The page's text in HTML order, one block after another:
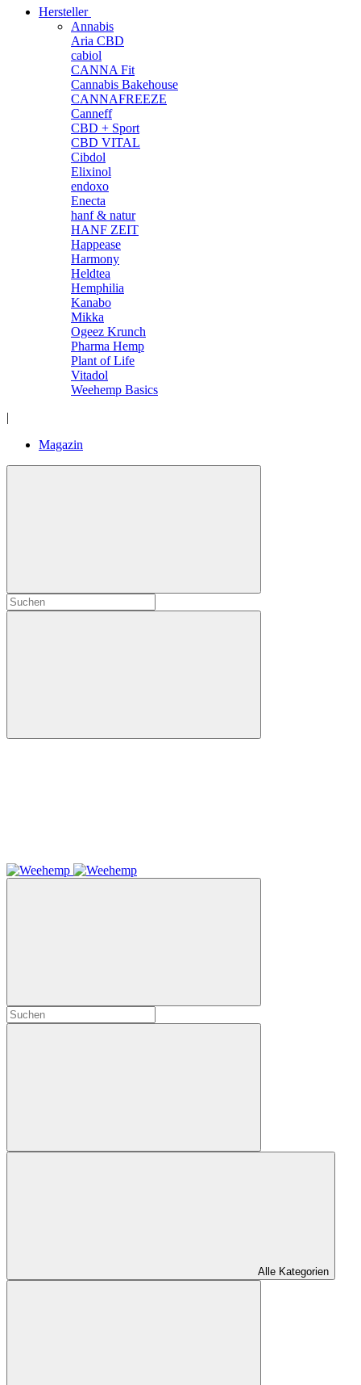
Hersteller
Annabis
Aria CBD
cabiol
CANNA Fit
Cannabis Bakehouse
CANNAFREEZE
Canneff
CBD + Sport
CBD VITAL
Cibdol
Elixinol
endoxo
Enecta
hanf & natur
HANF ZEIT
Happease
Harmony
Heldtea
Hemphilia
Kanabo
Mikka
Ogeez Krunch
Pharma Hemp
Plant of Life
Vitadol
Weehemp Basics
|
Magazin
Alle Kategorien